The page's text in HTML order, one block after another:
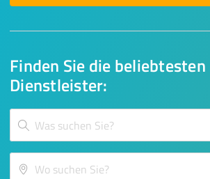
Finden Sie die beliebtesten
Dienstleister: